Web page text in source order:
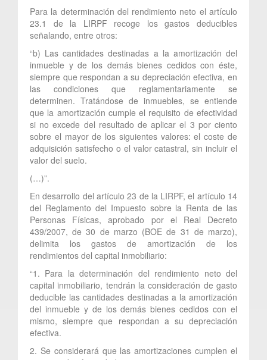
Para la determinación del rendimiento neto el artículo
23.1 de la LIRPF recoge los gastos deducibles
señalando, entre otros:
“b) Las cantidades destinadas a la amortización del
inmueble y de los demás bienes cedidos con éste,
siempre que respondan a su depreciación efectiva, en
las condiciones que reglamentariamente se
determinen. Tratándose de inmuebles, se entiende
que la amortización cumple el requisito de efectividad
si no excede del resultado de aplicar el 3 por ciento
sobre el mayor de los siguientes valores: el coste de
adquisición satisfecho o el valor catastral, sin incluir el
valor del suelo.
(…)”.
En desarrollo del artículo 23 de la LIRPF, el artículo 14
del Reglamento del Impuesto sobre la Renta de las
Personas Físicas, aprobado por el Real Decreto
439/2007, de 30 de marzo (BOE de 31 de marzo),
delimita los gastos de amortización de los
rendimientos del capital inmobiliario:
“1. Para la determinación del rendimiento neto del
capital inmobiliario, tendrán la consideración de gasto
deducible las cantidades destinadas a la amortización
del inmueble y de los demás bienes cedidos con el
mismo, siempre que respondan a su depreciación
efectiva.
2. Se considerará que las amortizaciones cumplen el